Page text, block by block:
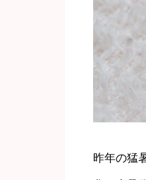
昨年の猛